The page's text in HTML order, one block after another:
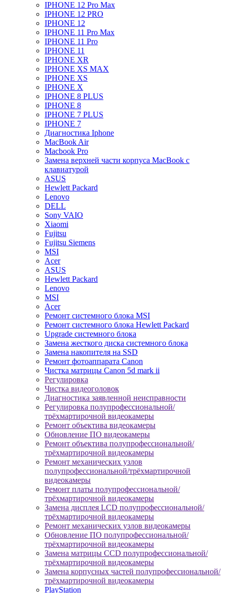
IPHONE 12 Pro Max
IPHONE 12 PRO
IPHONE 12
IPHONE 11 Pro Max
IPHONE 11 Pro
IPHONE 11
IPHONE XR
IPHONE XS MAX
IPHONE XS
IPHONE X
IPHONE 8 PLUS
IPHONE 8
IPHONE 7 PLUS
IPHONE 7
Диагностика Iphone
MacBook Air
Macbook Pro
Замена верхней части корпуса MacBook с
клавиатурой
ASUS
Hewlett Packard
Lenovo
DELL
Sony VAIO
Xiaomi
Fujitsu
Fujitsu Siemens
MSI
Acer
ASUS
Hewlett Packard
Lenovo
MSI
Acer
Ремонт системного блока MSI
Ремонт системного блока Hewlett Packard
Upgrade системного блока
Замена жесткого диска системного блока
Замена накопителя на SSD
Ремонт фотоаппарата Canon
Чистка матрицы Canon 5d mark ii
Регулировка
Чистка видеоголовок
Диагностика заявленной неисправности
Регулировка полупрофессиональной/
трёхмартирочной видеокамеры
Ремонт объектива видеокамеры
Обновление ПО видеокамеры
Ремонт объектива полупрофессиональной/
трёхмартирочной видеокамеры
Ремонт механических узлов
полупрофессиональной/трёхмартирочной
видеокамеры
Ремонт платы полупрофессиональной/
трёхмартирочной видеокамеры
Замена дисплея LCD полупрофессиональной/
трёхмартирочной видеокамеры
Ремонт механических узлов видеокамеры
Обновление ПО полупрофессиональной/
трёхмартирочной видеокамеры
Замена матрицы CCD полупрофессиональной/
трёхмартирочной видеокамеры
Замена корпусных частей полупрофессиональной/
трёхмартирочной видеокамеры
PlayStation